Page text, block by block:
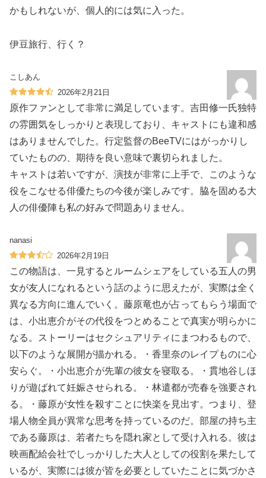
かもしれないが、個人的には気に入った。
伊豆旅行、行く？
こしあん
2026年2月21日
原作ファンとして非常に満足しています。吉田修一氏独特
の雰囲気をしっかりと表現しており、キャストにも違和感
はありませんでした。行定監督のBeeTVにはがっかりし
ていたものの、期待を良い意味で裏切られました。
キャストは若いですが、演技が非常に上手で、このような
役をこなせる俳優たちの今後が楽しみです。脇を固める大
人の俳優陣も私の好みで問題ありません。
nanasi
2026年2月19日
この物語は、一見するとルームシェアをしている五人の男
女が友人になれるという話のように思えたが、実際は全く
異なる方向に進んでいく。藤原竜也が占ってもらう場面で
は、小出恵介がその代役をつとめることで真実が明らかに
なる。ストーリーはセクシュアリティにまつわるもので、
以下のような展開が描かれる。・香里奈のレイプものに心
安らぐ。・小出恵介が先輩の彼女を寝取る。・貫地谷しほ
りが遊ばれて妊娠させられる。・林遣都が売春を強要され
る。・藤原が女性を殺すことに快楽を見出す。つまり、登
場人物全員が異常な思考を持っているのだ。部屋の持ち主
である藤原は、若者たちを隠れ家として受け入れる。彼は
映画配給会社でしっかりした大人としての役割を果たして
いるが、実際には彼が皆を必要としていたことに気づかさ